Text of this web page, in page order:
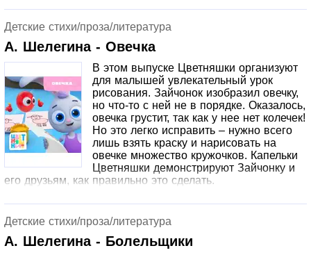
играть в строительство вместе с героями мультика.
Детские стихи/проза/литература
А. Шелегина - Овечка
В этом выпуске Цветняшки организуют
для малышей увлекательный урок
рисования. Зайчонок изобразил овечку,
но что-то с ней не в порядке. Оказалось,
овечка грустит, так как у нее нет колечек!
Но это легко исправить – нужно всего
лишь взять краску и нарисовать на
овечке множество кружочков. Капельки
Цветняшки демонстрируют Зайчонку и
его друзьям, как правильно это сделать.
Детские стихи/проза/литература
А. Шелегина - Болельщики